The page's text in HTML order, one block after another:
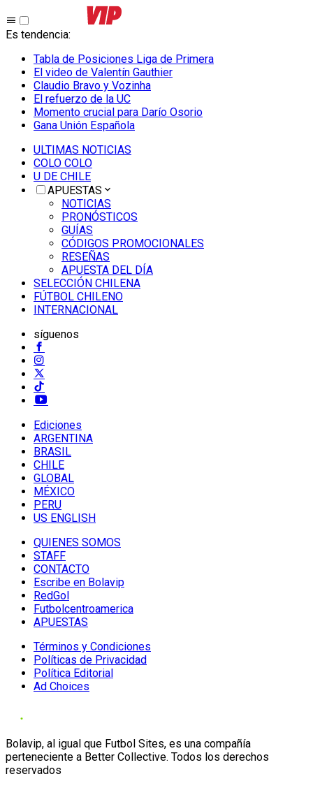
Es tendencia:
Tabla de Posiciones Liga de Primera
El video de Valentín Gauthier
Claudio Bravo y Vozinha
El refuerzo de la UC
Momento crucial para Darío Osorio
Gana Unión Española
ULTIMAS NOTICIAS
COLO COLO
U DE CHILE
APUESTAS
NOTICIAS
PRONÓSTICOS
GUÍAS
CÓDIGOS PROMOCIONALES
RESEÑAS
APUESTA DEL DÍA
SELECCIÓN CHILENA
FÚTBOL CHILENO
INTERNACIONAL
síguenos
Ediciones
ARGENTINA
BRASIL
CHILE
GLOBAL
MÉXICO
PERU
US ENGLISH
QUIENES SOMOS
STAFF
CONTACTO
Escribe en Bolavip
RedGol
Futbolcentroamerica
APUESTAS
Términos y Condiciones
Políticas de Privacidad
Política Editorial
Ad Choices
Bolavip, al igual que Futbol Sites, es una compañía
perteneciente a Better Collective. Todos los derechos
reservados